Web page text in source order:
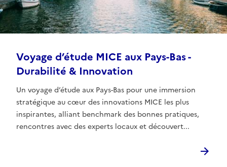
Voyage d’étude MICE aux Pays-Bas -
Durabilité & Innovation
Un voyage d’étude aux Pays-Bas pour une immersion
stratégique au cœur des innovations MICE les plus
inspirantes, alliant benchmark des bonnes pratiques,
rencontres avec des experts locaux et découvert...